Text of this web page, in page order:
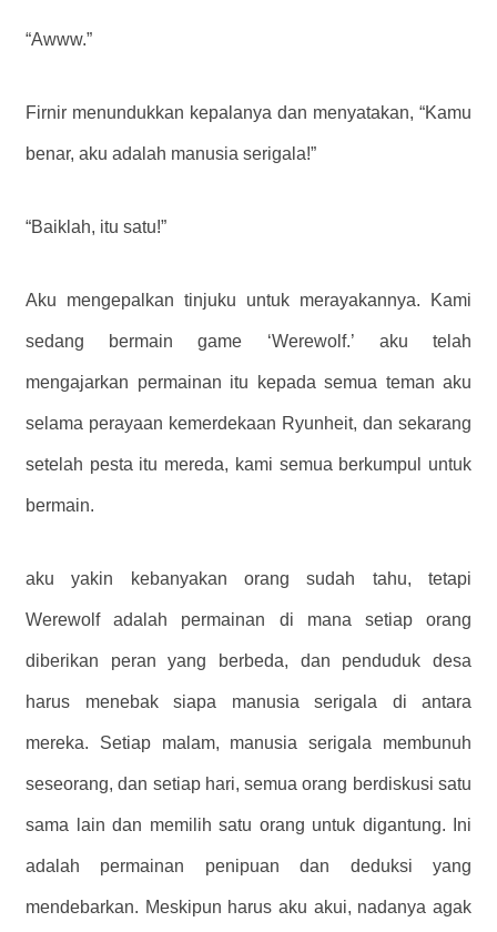
“Awww.”
Firnir menundukkan kepalanya dan menyatakan, “Kamu
benar, aku adalah manusia serigala!”
“Baiklah, itu satu!”
Aku mengepalkan tinjuku untuk merayakannya. Kami
sedang bermain game ‘Werewolf.’ aku telah
mengajarkan permainan itu kepada semua teman aku
selama perayaan kemerdekaan Ryunheit, dan sekarang
setelah pesta itu mereda, kami semua berkumpul untuk
bermain.
aku yakin kebanyakan orang sudah tahu, tetapi
Werewolf adalah permainan di mana setiap orang
diberikan peran yang berbeda, dan penduduk desa
harus menebak siapa manusia serigala di antara
mereka. Setiap malam, manusia serigala membunuh
seseorang, dan setiap hari, semua orang berdiskusi satu
sama lain dan memilih satu orang untuk digantung. Ini
adalah permainan penipuan dan deduksi yang
mendebarkan. Meskipun harus aku akui, nadanya agak